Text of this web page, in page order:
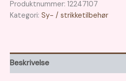
Produktnummer: 12247107
Kategori: Sy- / strikketilbehør
Beskrivelse